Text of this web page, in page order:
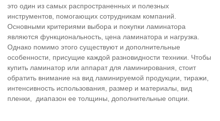
это один из самых распространенных и полезных
инструментов, помогающих сотрудникам компаний.
Основными критериями выбора и покупки ламинатора
являются функциональность, цена ламинатора и нагрузка.
Однако помимо этого существуют и дополнительные
особенности, присущие каждой разновидности техники. Чтобы
купить ламинатор или аппарат для ламинирования, стоит
обратить внимание на вид ламинируемой продукции, тиражи,
интенсивность использования, размер и материалы, вид
пленки, диапазон ее толщины, дополнительные опции.